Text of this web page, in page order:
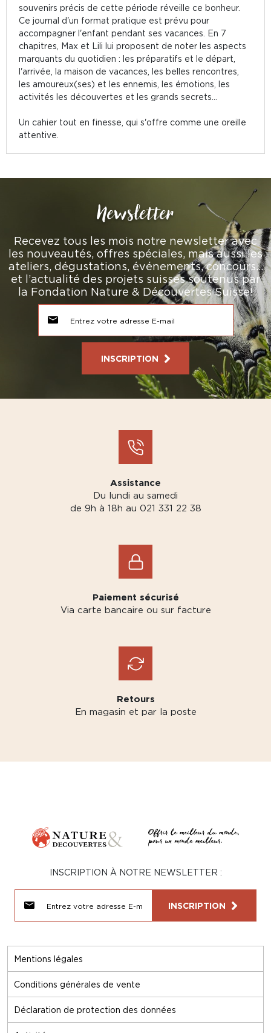
souvenirs précis de cette période réveille ce bonheur.
Ce journal d'un format pratique est prévu pour
accompagner l'enfant pendant ses vacances. En 7
chapitres, Max et Lili lui proposent de noter les aspects
marquants du quotidien : les préparatifs et le départ,
l'arrivée, la maison de vacances, les belles rencontres,
les amoureux(ses) et les ennemis, les émotions, les
activités les découvertes et les grands secrets...
Un cahier tout en finesse, qui s'offre comme une oreille
attentive.
Newsletter
Recevez tous les mois notre newsletter avec
les nouveautés, offres spéciales, mais aussi les
ateliers, dégustations, événements, concours…
et l’actualité des projets suisses soutenus par
la Fondation Nature & Découvertes Suisse!
INSCRIPTION
Assistance
Du lundi au samedi
de 9h à 18h au 021 331 22 38
Paiement sécurisé
Via carte bancaire ou sur facture
Retours
En magasin et par la poste
Mentions légales
Conditions générales de vente
Déclaration de protection des données
INSCRIPTION À NOTRE NEWSLETTER :
INSCRIPTION